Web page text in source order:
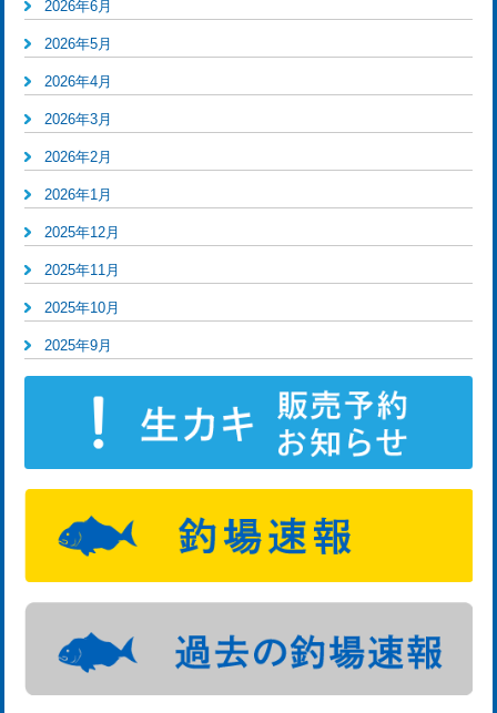
2026年6月
2026年5月
2026年4月
2026年3月
2026年2月
2026年1月
2025年12月
2025年11月
2025年10月
2025年9月